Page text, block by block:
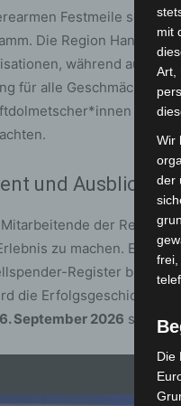
Festmeile
Die Region
während auf den
für alle Geschmäcker
auf
und Ausblick
der Region
zu machen. Eine
Register brachte
die Erfolgsgeschichte
September 2026 statt.
mit
Art,
Wir
der
frei,
Die